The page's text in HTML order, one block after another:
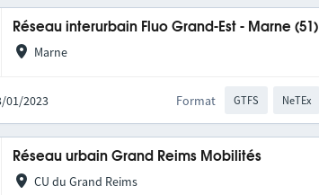
Réseau interurbain Fluo Grand-Est - Marne (51)
Marne
01/2023 Format GTFS NeTEx
Réseau urbain Grand Reims Mobilités
CU du Grand Reims